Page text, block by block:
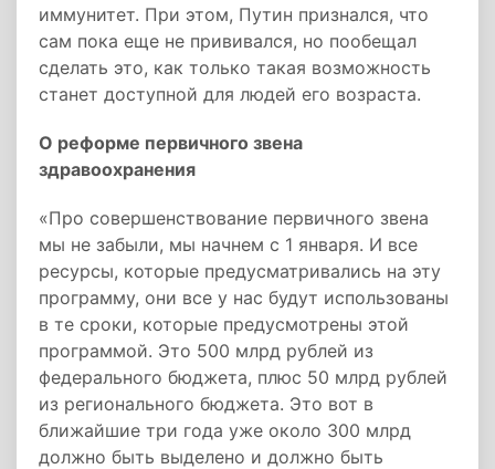
иммунитет. При этом, Путин признался, что
сам пока еще не прививался, но пообещал
сделать это, как только такая возможность
станет доступной для людей его возраста.
О реформе первичного звена
здравоохранения
«Про совершенствование первичного звена
мы не забыли, мы начнем с 1 января. И все
ресурсы, которые предусматривались на эту
программу, они все у нас будут использованы
в те сроки, которые предусмотрены этой
программой. Это 500 млрд рублей из
федерального бюджета, плюс 50 млрд рублей
из регионального бюджета. Это вот в
ближайшие три года уже около 300 млрд
должно быть выделено и должно быть